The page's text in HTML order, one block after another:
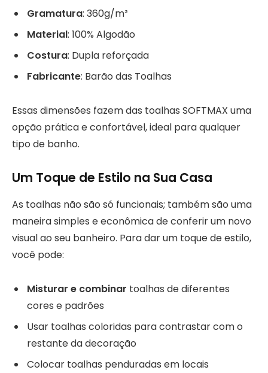
Gramatura: 360g/m²
Material: 100% Algodão
Costura: Dupla reforçada
Fabricante: Barão das Toalhas
Essas dimensões fazem das toalhas SOFTMAX uma
opção prática e confortável, ideal para qualquer
tipo de banho.
Um Toque de Estilo na Sua Casa
As toalhas não são só funcionais; também são uma
maneira simples e econômica de conferir um novo
visual ao seu banheiro. Para dar um toque de estilo,
você pode:
Misturar e combinar toalhas de diferentes
cores e padrões
Usar toalhas coloridas para contrastar com o
restante da decoração
Colocar toalhas penduradas em locais